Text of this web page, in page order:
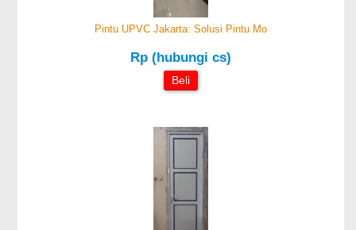
Pintu UPVC Jakarta: Solusi Pintu Mo
Rp (hubungi cs)
Beli